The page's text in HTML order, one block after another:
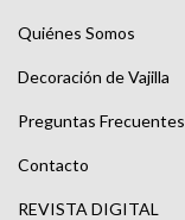
Quiénes Somos
Decoración de Vajilla
Preguntas Frecuentes
Contacto
REVISTA DIGITAL